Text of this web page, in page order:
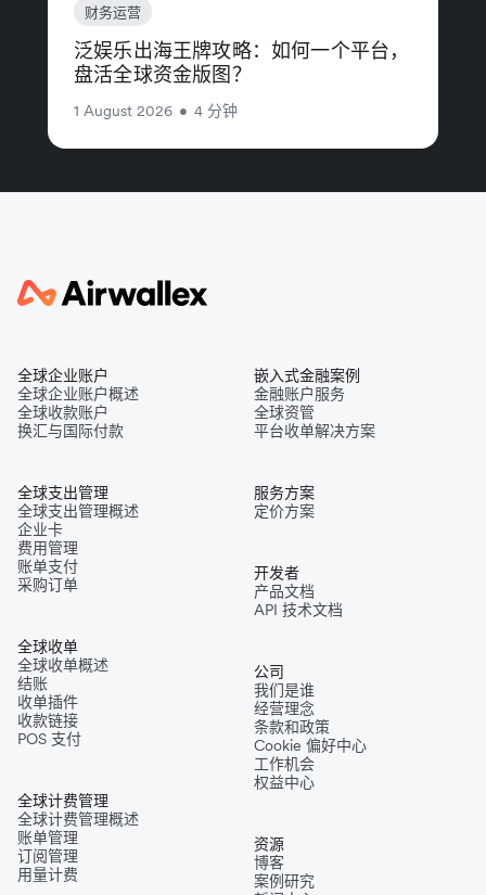
财务运营
泛娱乐出海王牌攻略：如何一个平台，
盘活全球资金版图？
1 August 2026 • 4 分钟
全球企业账户
全球企业账户概述
全球收款账户
换汇与国际付款
全球支出管理
全球支出管理概述
企业卡
费用管理
账单支付
采购订单
全球收单
全球收单概述
结账
收单插件
收款链接
POS 支付
全球计费管理
全球计费管理概述
账单管理
订阅管理
用量计费
嵌入式金融案例
金融账户服务
全球资管
平台收单解决方案
服务方案
定价方案
开发者
产品文档
API 技术文档
公司
我们是谁
经营理念
条款和政策
Cookie 偏好中心
工作机会
权益中心
资源
博客
案例研究